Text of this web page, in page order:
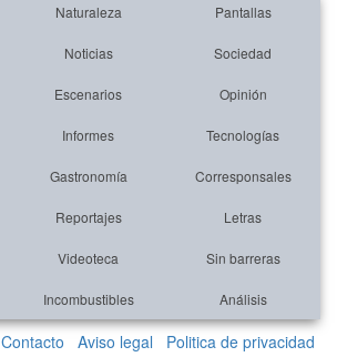
Naturaleza Pantallas
Noticias Sociedad
Escenarios Opinión
Informes Tecnologías
Gastronomía Corresponsales
Reportajes Letras
Videoteca Sin barreras
Incombustibles Análisis
Contacto Aviso legal Politica de privacidad